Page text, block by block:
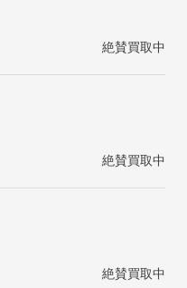
絶賛買取中
絶賛買取中
絶賛買取中